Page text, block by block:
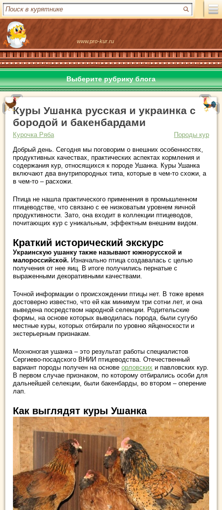
www.pro-kur.ru
Выберите рубрику блога
Куры Ушанка русская и украинка с
бородой и бакенбардами
Курочка Ряба
Породы кур
Добрый день. Сегодня мы поговорим о внешних особенностях,
продуктивных качествах, практических аспектах кормления и
содержания кур, относящихся к породе Ушанка. Куры Ушанка
включают два внутрипородных типа, которые в чем-то схожи, а
в чем-то – расхожи.
Птица не нашла практического применения в промышленном
птицеводстве, что связано с ее низковатым уровнем яичной
продуктивности. Зато, она входит в коллекции птицеводов,
почитающих кур с уникальным, эффектным внешним видом.
Краткий исторический экскурс
Украинскую ушанку также называют южнорусской и
малороссийской. Изначально птица создавалась с целью
получения от нее яиц. В итоге получились пернатые с
выраженными декоративными качествами.
Точной информации о происхождении птицы нет. В тоже время
достоверно известно, что ей как минимум три сотни лет, и она
выведена посредством народной селекции. Родительские
формы, на основе которых выводилась порода, были сугубо
местные куры, которых отбирали по уровню яйценоскости и
экстерьерным признакам.
Мохноногая ушанка – это результат работы специалистов
Сергиево-посадского ВНИИ птицеводства. Отечественный
вариант породы получен на основе орловских и павловских кур.
В первом случае признаком, по которому отбирались особи для
дальнейшей селекции, были бакенбарды, во втором – оперение
лап.
Как выглядят куры Ушанка